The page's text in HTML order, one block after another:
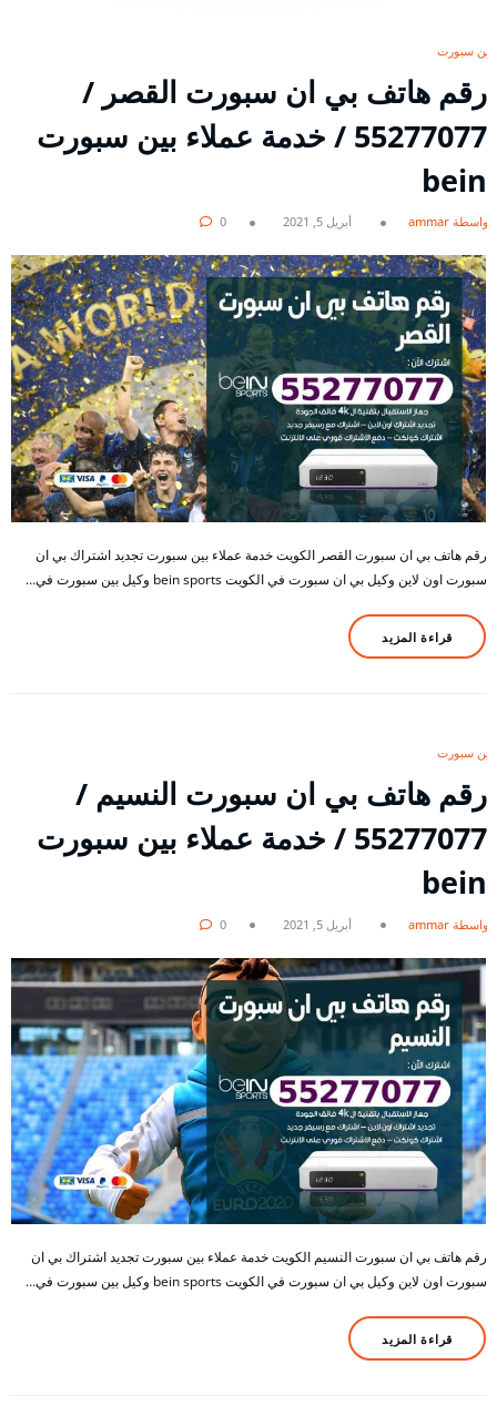
بين سبورت
رقم هاتف بي ان سبورت القصر /
55277077 / خدمة عملاء بين سبورت
bein
بواسطة ammar أبريل 5, 2021 0
رقم هاتف بي ان سبورت القصر الكويت خدمة عملاء بين سبورت تجديد اشتراك بي ان
سبورت اون لاين وكيل بي ان سبورت في الكويت bein sports وكيل بين سبورت في…
قراءة المزيد
بين سبورت
رقم هاتف بي ان سبورت النسيم /
55277077 / خدمة عملاء بين سبورت
bein
بواسطة ammar أبريل 5, 2021 0
رقم هاتف بي ان سبورت النسيم الكويت خدمة عملاء بين سبورت تجديد اشتراك بي ان
سبورت اون لاين وكيل بي ان سبورت في الكويت bein sports وكيل بين سبورت في…
قراءة المزيد